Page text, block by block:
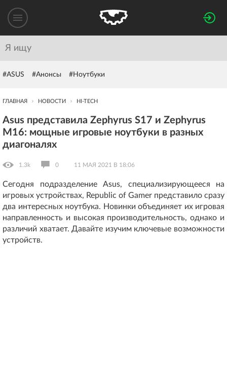
#ASUS #Анонсы #Ноутбуки
ГЛАВНАЯ НОВОСТИ HI-TECH
Asus представила Zephyrus S17 и Zephyrus
M16: мощные игровые ноутбуки в разных
диагоналях
1.3k 0 11 МАЯ 2021 В 18:06
Сегодня подразделение Asus, специализирующееся на
игровых устройствах, Republic of Gamer представило сразу
два интересных ноутбука. Новинки объединяет их игровая
направленность и высокая производительность, однако и
различий хватает. Давайте изучим ключевые возможности
устройств.